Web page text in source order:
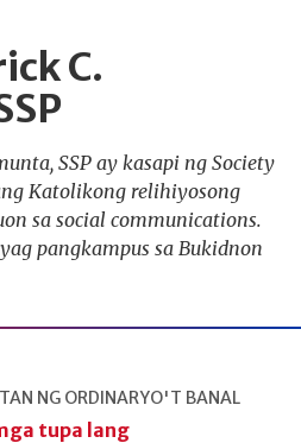
C.
SSP ay kasapi ng Society
Katolikong relihiyosong
sa social communications.
pangkampus sa Bukidnon
NG ORDINARYO'T BANAL
tupa lang